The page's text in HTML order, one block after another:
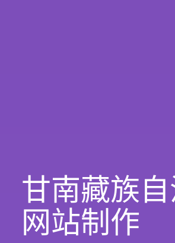
甘南藏族
网站制作